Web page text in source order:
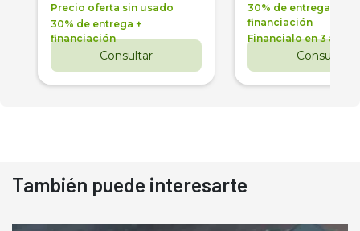
Precio oferta sin usado
30% de entrega +
financiación
Consultar
30% de entrega +
financiación
Financialo en 3 años
Consultar
También puede interesarte